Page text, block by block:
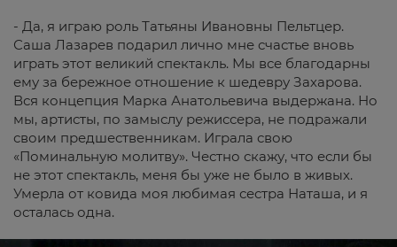
- Да, я играю роль Татьяны Ивановны Пельтцер.
Саша Лазарев подарил лично мне счастье вновь
играть этот великий спектакль. Мы все благодарны
ему за бережное отношение к шедевру Захарова.
Вся концепция Марка Анатольевича выдержана. Но
мы, артисты, по замыслу режиссера, не подражали
своим предшественникам. Играла свою
«Поминальную молитву». Честно скажу, что если бы
не этот спектакль, меня бы уже не было в живых.
Умерла от ковида моя любимая сестра Наташа, и я
осталась одна.